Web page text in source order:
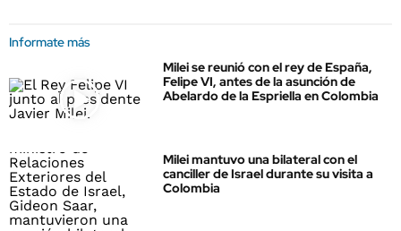
Informate más
Milei se reunió con el rey de España,
Felipe VI, antes de la asunción de
Abelardo de la Espriella en Colombia
Milei mantuvo una bilateral con el
canciller de Israel durante su visita a
Colombia